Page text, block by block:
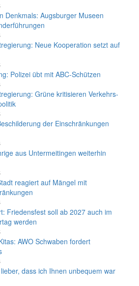
Denkmals: Augsburger Museen
Neue Kooperation setzt auf
Poli­zei übt mit ABC-Schüt­zen
Grüne kritisieren Verkehrs-
der Einschränkungen
aus Untermeitingen weiterhin
reagiert auf Mängel mit
Friedens­fest soll ab 2027 auch im
werden
AWO Schwaben fordert
dass ich Ihnen unbequem war